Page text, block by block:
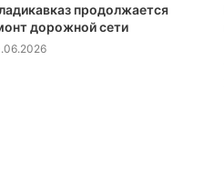
продолжается
дорожной сети